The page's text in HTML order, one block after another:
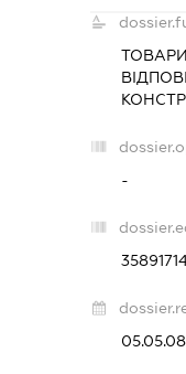
-
05.05.08